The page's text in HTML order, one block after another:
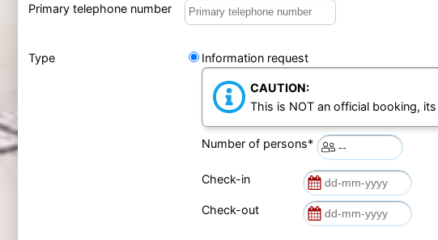
Primary telephone number
Type Information request
CAUTION:
This is NOT an official booking,
Number of persons*
Check-in
Check-out